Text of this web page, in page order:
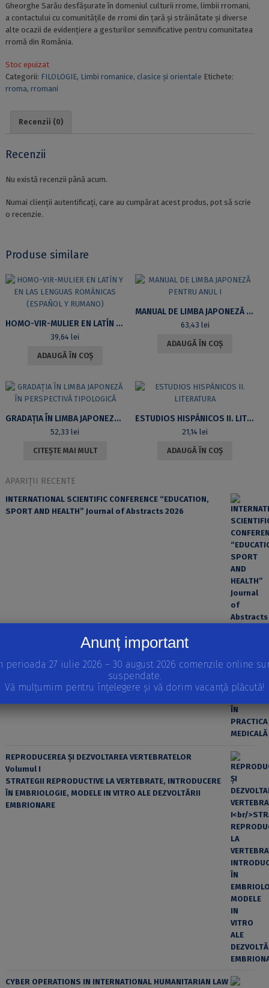
Gheorghe Sarău desfășurate în domeniul culturii rrome, limbii rromani,
a contactului cu comunitățile de rromi din țară și străinătate și diverse
alte ocazii de evidențiere a gesturilor semnificative pentru comunitatea
rromă din România.
Stoc epuizat
Categorii: FILOLOGIE, Limbi romanice, clasice și orientale Etichete:
rroma, rromani
Recenzii (0)
Recenzii
Nu există recenzii până acum.
Numai clienții autentificați, care au cumpărat acest produs, pot să scrie
o recenzie.
Produse similare
HOMO-VIR-MULIER EN LATÍN Y EN LAS LENGUAS ROMÁNICAS (ESPAÑOL Y RUMANO)
39,64 lei
ADAUGĂ ÎN COȘ
MANUAL DE LIMBA JAPONEZĂ PENTRU ANUL I
63,43 lei
ADAUGĂ ÎN COȘ
GRADAȚIA ÎN LIMBA JAPONEZĂ ÎN PERSPECTIVĂ TIPOLOGICĂ
52,33 lei
CITEȘTE MAI MULT
ESTUDIOS HISPÁNICOS II. LITERATURA
21,14 lei
ADAUGĂ ÎN COȘ
APARIȚII RECENTE
INTERNATIONAL SCIENTIFIC CONFERENCE “EDUCATION,
SPORT AND HEALTH” Journal of Abstracts 2026
EROAREA ȘI FACTORUL UMAN ÎN PRACTICA MEDICALĂ
REPRODUCEREA ȘI DEZVOLTAREA VERTEBRATELOR
Volumul I
STRATEGII REPRODUCTIVE LA VERTEBRATE, INTRODUCERE
ÎN EMBRIOLOGIE, MODELE IN VITRO ALE DEZVOLTĂRII
EMBRIONARE
CYBER OPERATIONS IN INTERNATIONAL HUMANITARIAN LAW
Anunț important
perioada 27 iulie 2026 – 30 august 2026 comenzile online
suspendate.
Vă mulțumim pentru înțelegere și vă dorim vacanță plăcută!